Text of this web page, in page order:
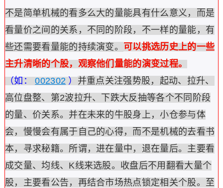
不是简单机械的看多么大的量能具有什么意义，而是
看量价之间的关系，不同的阶段，不一样的量能，有
些还需要看量能的持续演变。 可以挑选历史上的一些
主升清晰的个股，观察他们量能的演变过程。
（如：002302 ） 并重点关注强势股，起动、拉升、
高位盘整、第2波拉升、下跌大反抽等各个不同阶段
的量、价关系。并在未来的牛股身上，小仓参与体
会，慢慢会有属于自己的心得，而不是机械的去看书
本，寻求秘籍。所谓，进在量中，退在量后。主要看
成交量、均线、K线来选股。收盘后不用翻看大量个
股，主要看公告，再结合市场热点锁定相关个股。至